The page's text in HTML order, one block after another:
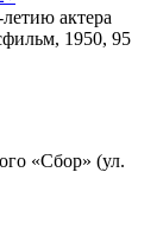
актера
1950, 95
«Сбор» (ул.